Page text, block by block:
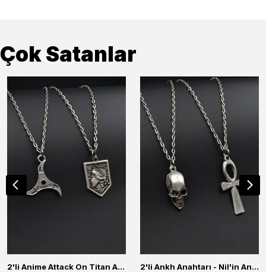
Çok Satanlar
2'li Anime Attack On Titan Acrylic Maria Anime Naruto Erkek Kadın Kolye Seti 2'li Ankh Anahtarı - Nil'in Anahtarı - Kuru Kafa Erkek Kadın Kolye Seti